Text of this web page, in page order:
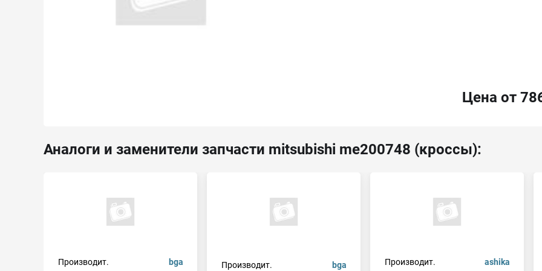
Цена от
Аналоги и заменители запчасти mitsubishi me200748 (кроссы):
Производит. bga Производит. bga Производит. ashika